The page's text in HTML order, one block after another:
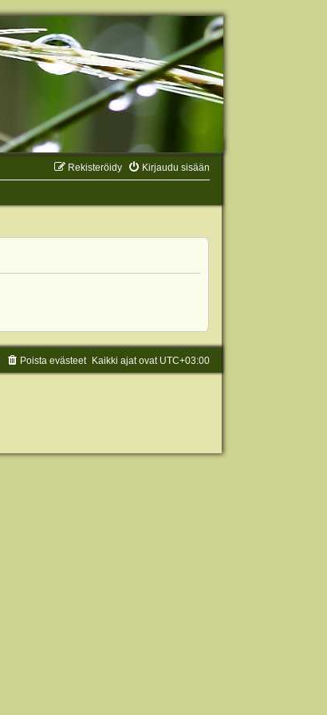
Kirjaudu sisään
Rekisteröidy
Kaikki ajat ovat UTC+03:00
Poista evästeet